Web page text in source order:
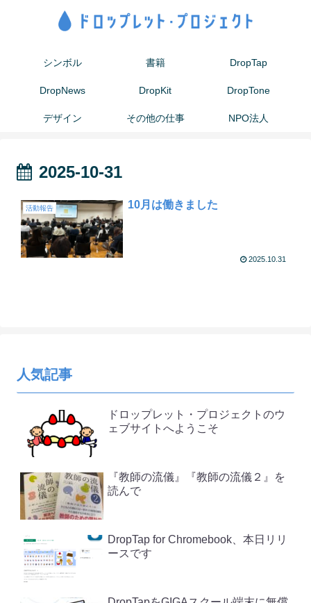
シンボル 書籍 DropTap
DropNews DropKit DropTone
デザイン その他の仕事 NPO法人
2025-10-31
活動報告 10月は働きました
2025.10.31
人気記事
ドロップレット・プロジェクトのウ
ェブサイトへようこそ
『教師の流儀』『教師の流儀２』を
読んで
DropTap for Chromebook、本日リリ
ースです